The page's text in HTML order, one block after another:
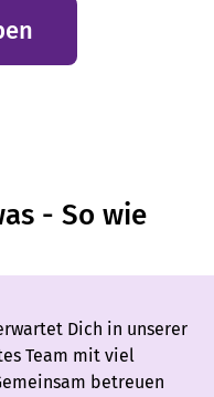
- So wie
Dich in unserer
Team mit viel
betreuen